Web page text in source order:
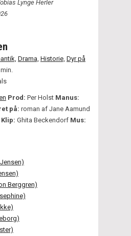
Lynge Herler
Drama, Historie, Dyr på
Prod: Per Holst Manus:
på: roman af Jane Aamund
Klip: Ghita Beckendorf Mus:
Berggren)